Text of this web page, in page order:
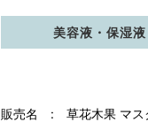
販売名 : 草花木果 マス
美容液・保湿液